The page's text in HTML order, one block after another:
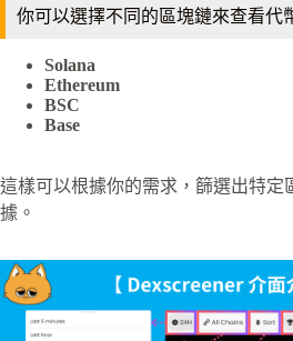
你可以選擇不同的區塊鏈來查看代
Solana
Ethereum
BSC
Base
這樣可以根據你的需求，篩選出特定
據。